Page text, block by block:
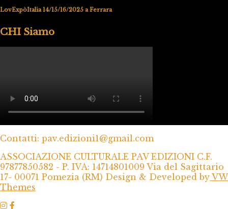
LovExpòItalia 14/15/16/2025 a Ferrara
CHI Siamo
Contatti: pav.edizioni1@gmail.com
ASSOCIAZIONE CULTURALE PAV EDIZIONI C.F.
97877850582 - P. IVA: 14714801009 Via del Sagittario
17- 00071 Pomezia (RM) Design & Developed by VW
Themes